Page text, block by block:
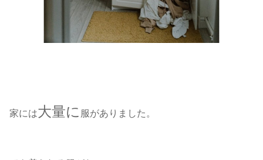
家には大量に 服がありました。